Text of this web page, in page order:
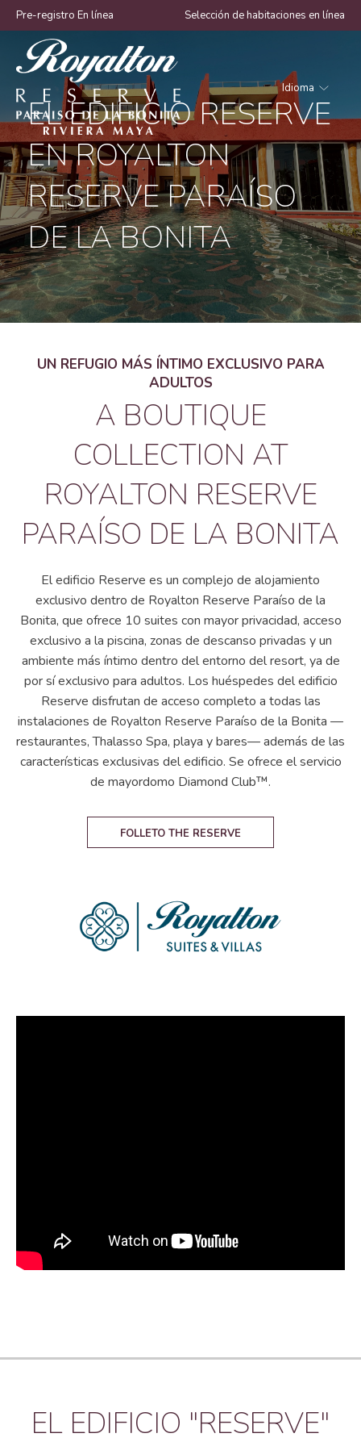
Pre-registro En línea Selección de habitaciones en línea
Royalton
Reserve
Paraíso
de
la
Bonita
Idioma
EL EDIFICIO RESERVE
EN ROYALTON
RESERVE PARAÍSO
DE LA BONITA
UN REFUGIO MÁS ÍNTIMO EXCLUSIVO PARA
ADULTOS
A BOUTIQUE
COLLECTION AT
ROYALTON RESERVE
PARAÍSO DE LA BONITA
El edificio Reserve es un complejo de alojamiento
exclusivo dentro de Royalton Reserve Paraíso de la
Bonita, que ofrece 10 suites con mayor privacidad, acceso
exclusivo a la piscina, zonas de descanso privadas y un
ambiente más íntimo dentro del entorno del resort, ya de
por sí exclusivo para adultos. Los huéspedes del edificio
Reserve disfrutan de acceso completo a todas las
instalaciones de Royalton Reserve Paraíso de la Bonita —
restaurantes, Thalasso Spa, playa y bares— además de las
características exclusivas del edificio. Se ofrece el servicio
de mayordomo Diamond Club™.
FOLLETO THE RESERVE
EL EDIFICIO "RESERVE"